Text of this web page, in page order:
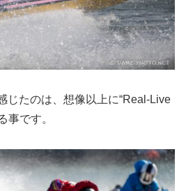
じたのは、想像以上に“Real-Live
事です。